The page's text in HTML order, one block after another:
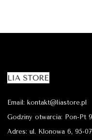
Email: kontakt@liastore.pl
Godziny otwarcia: Pon-Pt
Adres: ul. Klonowa 6, 95-